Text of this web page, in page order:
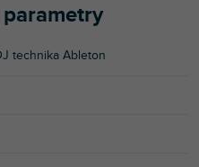
technika Ableton